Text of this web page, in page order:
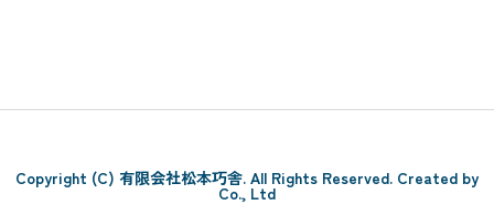
Copyright (C) 有限会社松本巧舎. All Rights Reserved. Created by
Co., Ltd